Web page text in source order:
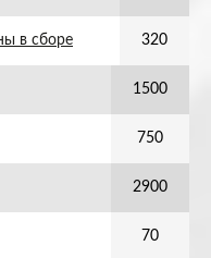
в сборе 320
1500
750
2900
70